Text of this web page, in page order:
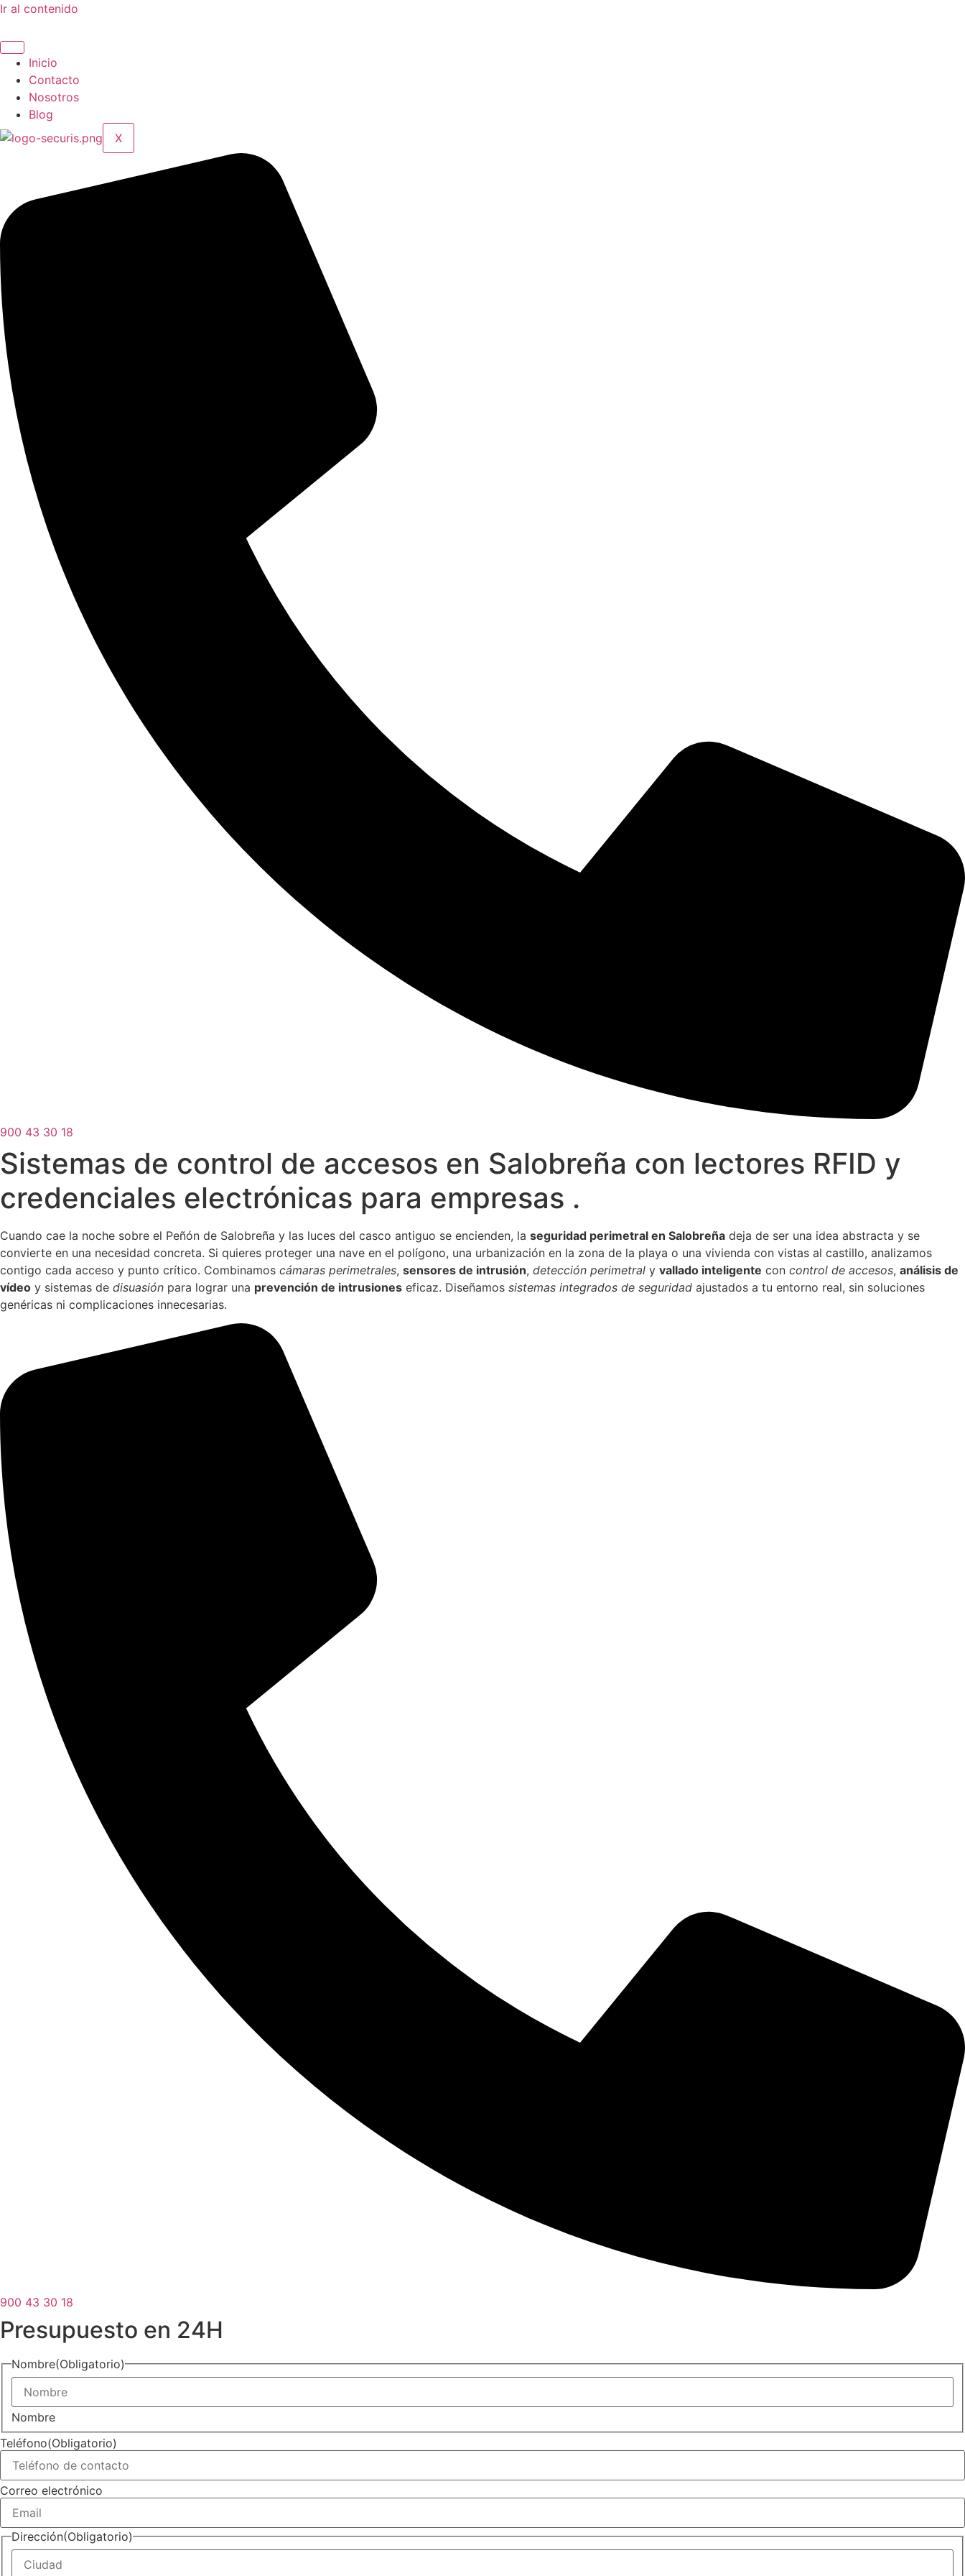
Ir al contenido
Inicio
Contacto
Nosotros
Blog
X
900 43 30 18
Sistemas de control de accesos en Salobreña con lectores RFID y
credenciales electrónicas para empresas .
Cuando cae la noche sobre el Peñón de Salobreña y las luces del casco antiguo se encienden, la seguridad perimetral en Salobreña deja de ser una idea abstracta y se
convierte en una necesidad concreta. Si quieres proteger una nave en el polígono, una urbanización en la zona de la playa o una vivienda con vistas al castillo, analizamos
contigo cada acceso y punto crítico. Combinamos cámaras perimetrales, sensores de intrusión, detección perimetral y vallado inteligente con control de accesos, análisis de
vídeo y sistemas de disuasión para lograr una prevención de intrusiones eficaz. Diseñamos sistemas integrados de seguridad ajustados a tu entorno real, sin soluciones
genéricas ni complicaciones innecesarias.
900 43 30 18
Presupuesto en 24H
Nombre(Obligatorio)
Nombre
Teléfono(Obligatorio)
Correo electrónico
Dirección(Obligatorio)